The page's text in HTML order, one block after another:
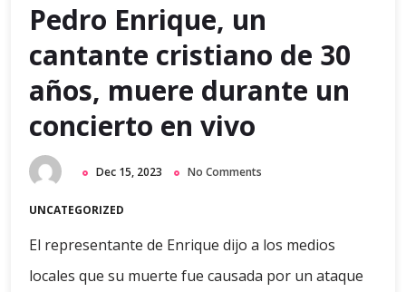
Pedro Enrique, un
cantante cristiano de 30
años, muere durante un
concierto en vivo
Dec 15, 2023 No Comments
UNCATEGORIZED
El representante de Enrique dijo a los medios
locales que su muerte fue causada por un ataque